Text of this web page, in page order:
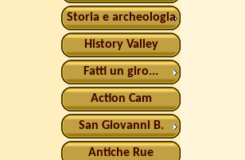
Storia e archeologia
History Valley
Fatti un giro...
Action Cam
San Giovanni B.
Antiche Rue